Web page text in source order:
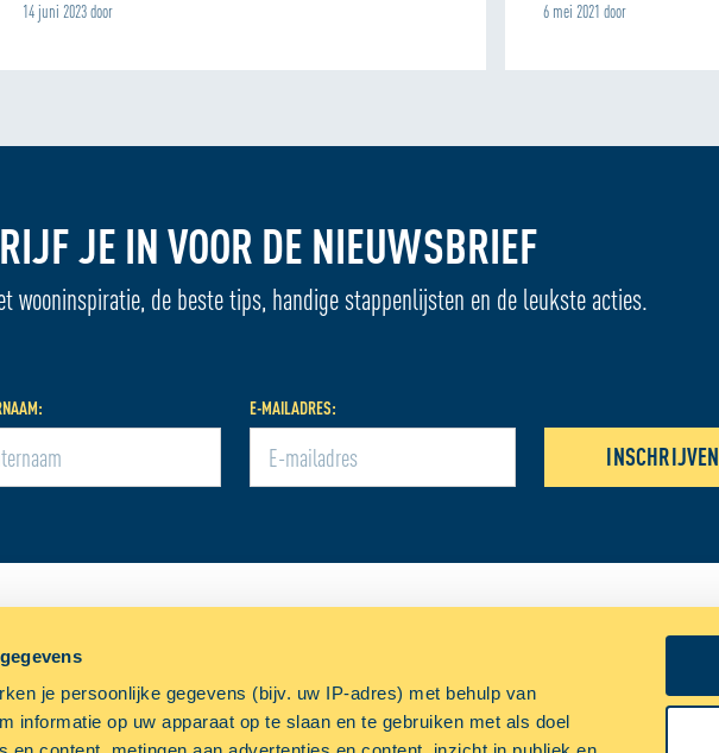
je persoonlijke gegevens (bijv. uw IP-adres) met behulp van
informatie op uw apparaat op te slaan en te gebruiken met als doel
14 juni 2023 door 6 mei 2021 door
JE IN VOOR DE NIEUWSBRIEF
wooninspiratie, de beste tips, handige stappenlijsten en de leukste acties.
E-MAILADRES:
INSCHRIJVEN
Openingstijden
Veelgestelde vragen